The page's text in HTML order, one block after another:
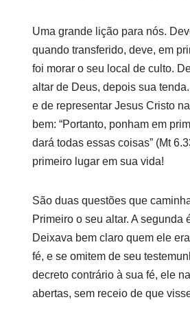
Uma grande lição para nós.
quando transferido, deve, em
foi morar o seu local de culto.
altar de Deus, depois sua
e de representar Jesus Cristo
bem: “Portanto, ponham em
dará todas essas coisas” (Mt
primeiro lugar em sua vida!
São duas questões que
Primeiro o seu altar. A
Deixava bem claro quem ele
fé, e se omitem de seu
decreto contrário à sua fé, ele
abertas, sem receio de que